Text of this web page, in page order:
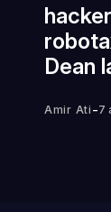
Dean
Amir Ati -7